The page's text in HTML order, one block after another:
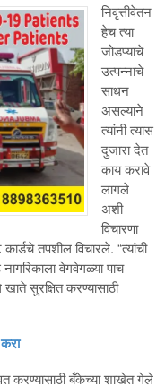
निवृत्तीवेतन
हेच त्या
जोडप्याचे
उत्पन्नाचे
साधन
असल्याने
त्यांनी त्यास
दुजारा देत
काय करावे
लागले
अशी
विचारणा
तपशील विचारले. “त्यांची
वेगवेगळ्या पाच
खाते सुरक्षित करण्यासाठी
करण्यासाठी बँकेच्या शाखेत गेले